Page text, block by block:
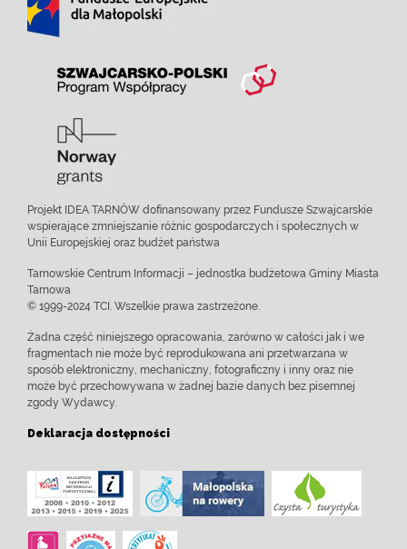
Projekt IDEA TARNÓW dofinansowany przez Fundusze Szwajcarskie
wspierające zmniejszanie różnic gospodarczych i społecznych w
Unii Europejskiej oraz budżet państwa
Tarnowskie Centrum Informacji – jednostka budżetowa Gminy Miasta
Tarnowa
© 1999-2024 TCI. Wszelkie prawa zastrzeżone.
Żadna część niniejszego opracowania, zarówno w całości jak i we
fragmentach nie może być reprodukowana ani przetwarzana w
sposób elektroniczny, mechaniczny, fotograficzny i inny oraz nie
może być przechowywana w żadnej bazie danych bez pisemnej
zgody Wydawcy.
Deklaracja dostępności